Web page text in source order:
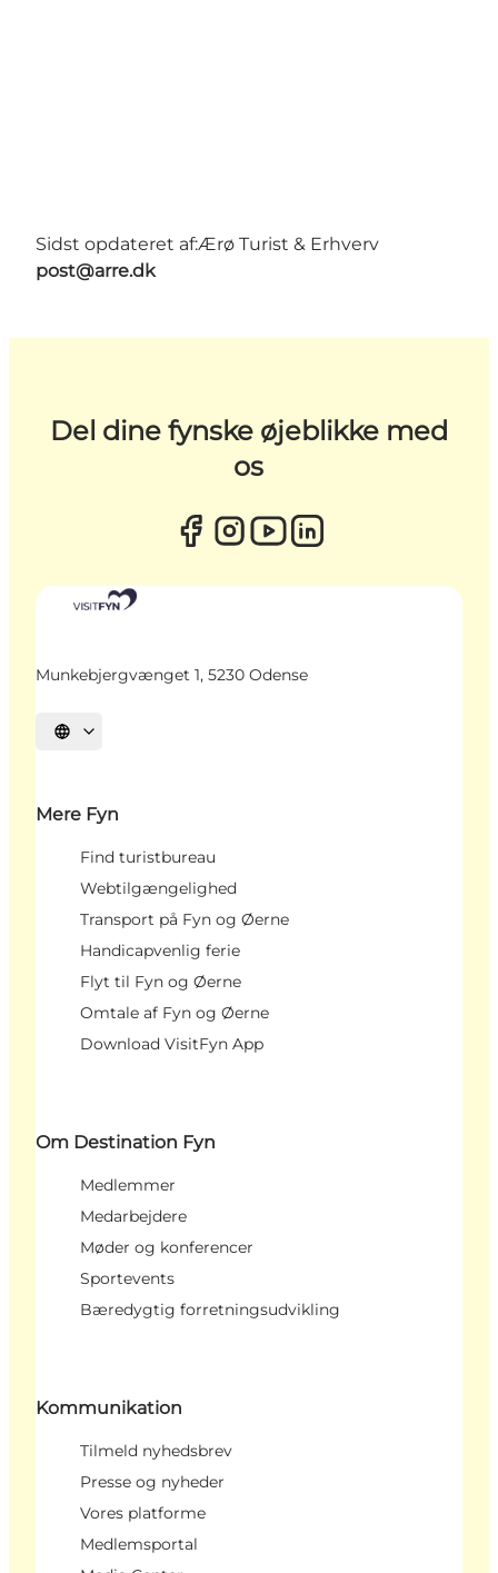
Sidst opdateret af:Ærø Turist & Erhverv
post@arre.dk
Del dine fynske øjeblikke med
os
Munkebjergvænget 1, 5230 Odense
Vælg sprog
Mere Fyn
Find turistbureau
Webtilgængelighed
Transport på Fyn og Øerne
Handicapvenlig ferie
Flyt til Fyn og Øerne
Omtale af Fyn og Øerne
Download VisitFyn App
Om Destination Fyn
Medlemmer
Medarbejdere
Møder og konferencer
Sportevents
Bæredygtig forretningsudvikling
Kommunikation
Tilmeld nyhedsbrev
Presse og nyheder
Vores platforme
Medlemsportal